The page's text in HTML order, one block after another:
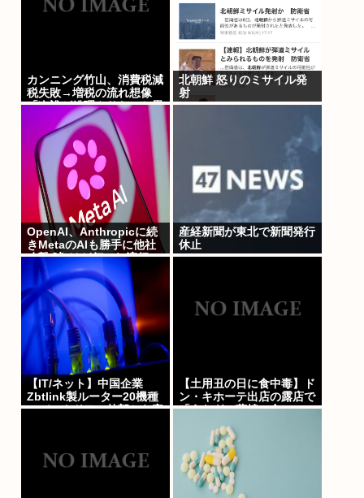
カンニング竹山、消費税減
税失敗→増税の流れ想像
「次誰が総理やりたいと思
います？」
北朝鮮 怒りのミサイル発
射
OpenAI、Anthropicに続
きMetaのAIも勝手に他社
攻撃 嘘ξけど何これ流行っ
てんの？
産経新聞が東北で新聞発行
休止
【IT/ネット】中国企業
Zbtlink製ルーター20機種
にバックドア、外部から完
【土用丑の日に食中毒】ド
ン・キホーテ出店の露店で
「うなぎの蒲焼」食べ14